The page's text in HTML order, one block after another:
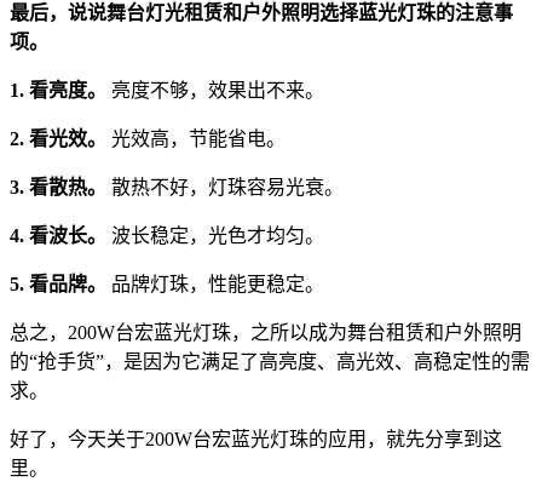
最后，说说舞台灯光租赁和户外照明选择蓝光灯珠的注意事
项。
1. 看亮度。 亮度不够，效果出不来。
2. 看光效。 光效高，节能省电。
3. 看散热。 散热不好，灯珠容易光衰。
4. 看波长。 波长稳定，光色才均匀。
5. 看品牌。 品牌灯珠，性能更稳定。
总之，200W台宏蓝光灯珠，之所以成为舞台租赁和户外照明
的“抢手货”，是因为它满足了高亮度、高光效、高稳定性的需
求。
好了，今天关于200W台宏蓝光灯珠的应用，就先分享到这
里。